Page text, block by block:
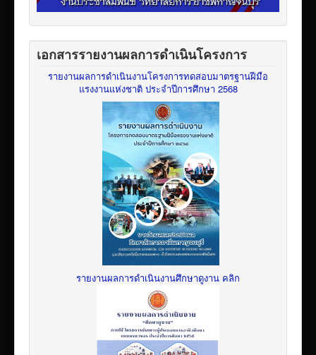
เอกสารรายงานผลการดำเนินโครงการ
รายงานผลการดำเนินงานโครงการทดสอบมาตรฐานฝีมือ
แรงงานแห่งชาติ ประจำปีการศึกษา 2568
รายงานผลการดำเนินงานศึกษาดูงาน คลิก